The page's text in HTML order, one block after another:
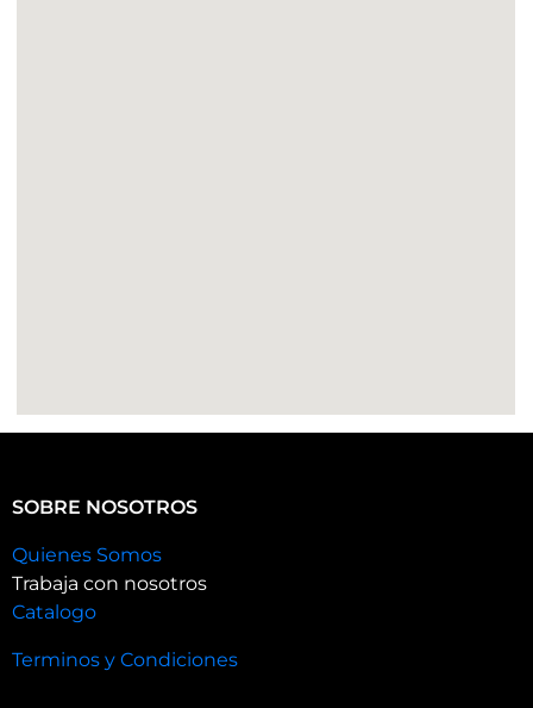
SOBRE NOSOTROS
Quienes Somos
Trabaja con nosotros
Catalogo
Terminos y Condiciones